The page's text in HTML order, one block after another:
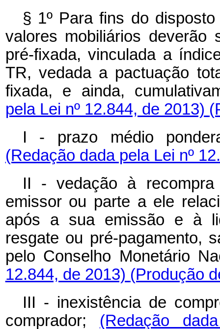
§ 1º Para fins do
valores mobiliários
pré-fixada, vinculada a
TR, vedada a pactuação
fixada, e ainda,
pela Lei nº 12.844, de 2013)
I - prazo médio
(Redação dada pela Lei nº
II - vedação à
emissor ou parte a ele
após a sua emissão e à
resgate ou pré-pagamento,
pelo Conselho Monetário
12.844, de 2013) (Produção
III - inexistência de
comprador; (Redação